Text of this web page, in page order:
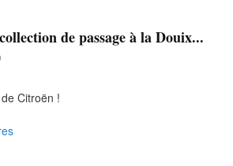
de passage à la Douix...
Citroën !